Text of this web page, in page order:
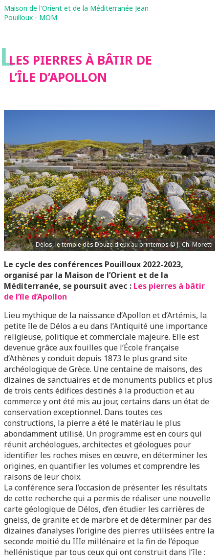
Maison de l'Orient et de la Méditerranée Jean
Pouilloux - MOM
LLES PIERRES À BÂTIR DE
L’ÎLE D’APOLLON
Délos, le temple des Douze dieux au printemps © J.-Ch. Moretti
Le cycle des conférences Pouilloux 2022-2023,
organisé par la Maison de l’Orient et de la
Méditerranée, se poursuit avec : Les pierres à bâtir
de l’île d’Apollon
Lieu mythique de la naissance d’Apollon et d’Artémis, la
petite île de Délos a eu dans l’Antiquité une importance
religieuse, politique et commerciale majeure. Elle est
devenue grâce aux fouilles que l’École française
d’Athènes y conduit depuis 1873 le plus grand site
archéologique de Grèce. Une centaine de maisons, des
dizaines de sanctuaires et de monuments publics et plus
de trois cents édifices destinés à la production et au
commerce y ont été mis au jour, certains dans un état de
conservation exceptionnel. Dans toutes ces
constructions, la pierre a été le matériau le plus
abondamment utilisé. Un programme est en cours qui
réunit archéologues, architectes et géologues pour
identifier les roches mises en œuvre, en déterminer les
origines, en quantifier les volumes et comprendre les
raisons de leur choix.
La conférence sera l’occasion de présenter les résultats
de cette recherche qui a permis de réaliser une nouvelle
carte géologique de Délos, d’en étudier les carrières de
gneiss, de granite et de marbre et de déterminer par des
dizaines d’analyses l’origine des pierres utilisées entre la
seconde moitié du IIIe millénaire et la fin de l’époque
hellénistique par tous ceux qui ont construit dans l’île :